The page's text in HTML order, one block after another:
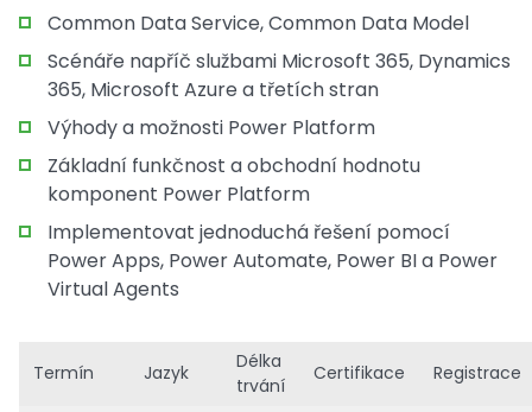
Common Data Service, Common Data Model
Scénáře napříč službami Microsoft 365, Dynamics
365, Microsoft Azure a třetích stran
Výhody a možnosti Power Platform
Základní funkčnost a obchodní hodnotu
komponent Power Platform
Implementovat jednoduchá řešení pomocí
Power Apps, Power Automate, Power BI a Power
Virtual Agents
Termín Jazyk
Délka
trvání
Certifikace Registrace